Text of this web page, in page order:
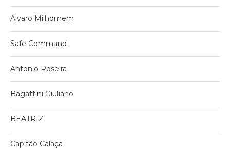
Álvaro Milhomem
Safe Command
Antonio Roseira
Bagattini Giuliano
BEATRIZ
Capitão Calaça